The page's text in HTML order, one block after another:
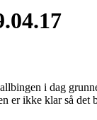
i dag
er ikke klar så